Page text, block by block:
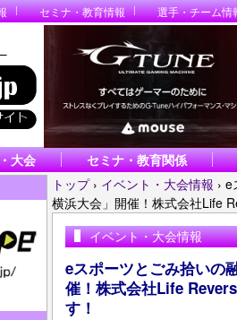
セミナ・教育情報 選手・チーム情
大会
セミナ・教育関係
トップ › イベント・大会情報 › e
横浜大会」開催！株式会社Life
イベント・大会情報
eスポーツとごみ拾いの
催！株式会社Life
す！